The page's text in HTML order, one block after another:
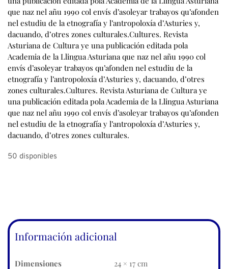
50 disponibles
Información adicional
Dimensiones
24 × 17 cm